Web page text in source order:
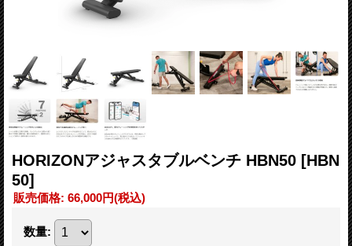
HORIZONアジャスタブルベンチ HBN50 [HBN
50]
販売価格: 66,000円(税込)
数量: